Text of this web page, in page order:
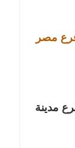
مصر
مدينة